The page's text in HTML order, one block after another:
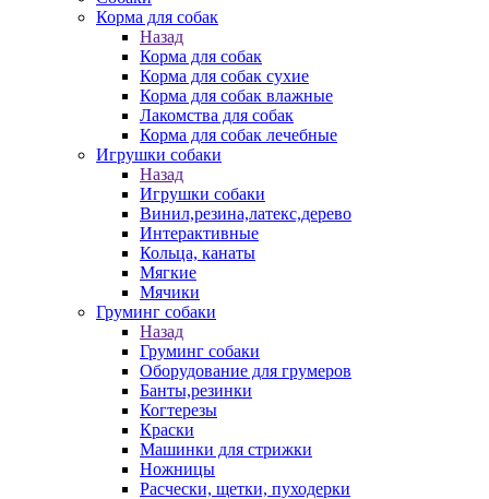
Корма для собак
Назад
Корма для собак
Корма для собак сухие
Корма для собак влажные
Лакомства для собак
Корма для собак лечебные
Игрушки собаки
Назад
Игрушки собаки
Винил,резина,латекс,дерево
Интерактивные
Кольца, канаты
Мягкие
Мячики
Груминг собаки
Назад
Груминг собаки
Оборудование для грумеров
Банты,резинки
Когтерезы
Краски
Машинки для стрижки
Ножницы
Расчески, щетки, пуходерки